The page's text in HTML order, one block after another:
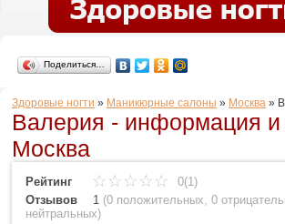
Поделиться…
Здоровые ногти » Маникюрные салоны » Москва »
Валерия - информация и
Москва
Рейтинг
0(1)
Отзывов
1 (0 положительных, 0
нейтральных)